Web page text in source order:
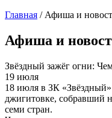
Главная / Афиша и
Афиша и
Звёздный зажёг огни:
19 июля
18 июля в ЗК
джигитовке, собравший
семи стран.